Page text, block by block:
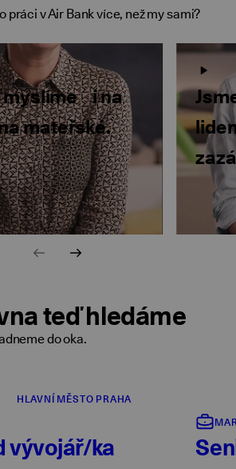
práci v Air Bank více, než my sami?
myslíme i na
mateřské.
teď hledáme
do oka.
HLAVNÍ MĚSTO PRAHA
vývojář/ka